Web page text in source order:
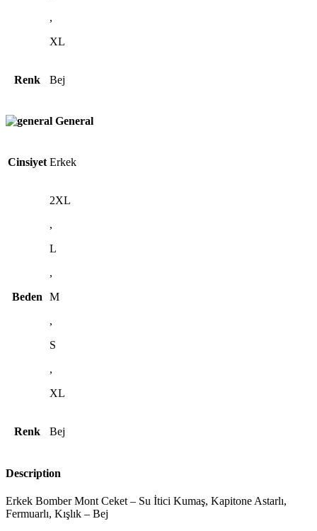
,
XL
Renk Bej
General
Cinsiyet Erkek
Beden
2XL
,
L
,
M
,
S
,
XL
Renk Bej
Description
Erkek Bomber Mont Ceket – Su İtici Kumaş, Kapitone Astarlı,
Fermuarlı, Kışlık – Bej